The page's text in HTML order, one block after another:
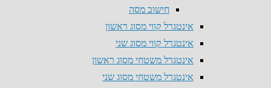
חישוב מסה
אינטגרל קווי מסוג ראשון
אינטגרל קווי מסוג שני
אינטגרל משטחי מסוג ראשון
אינטגרל משטחי מסוג שני